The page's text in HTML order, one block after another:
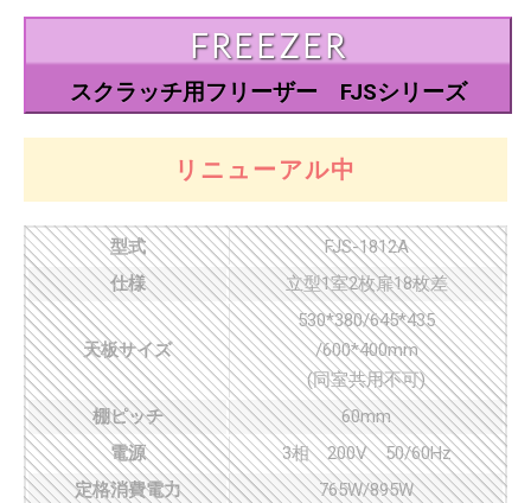
FREEZER
スクラッチ用フリーザー FJSシリーズ
リニューアル中
型式
FJS-1812A
仕様
立型1室2枚扉18枚差
天板サイズ
530*380/645*435
/600*400mm
(同室共用不可)
棚ピッチ
60mm
電源
3相 200V 50/60Hz
定格消費電力
765W/895W